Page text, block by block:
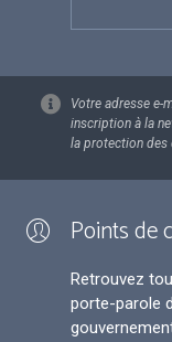
Votre adresse e-
inscription à la
la protection des
Points de
Retrouvez
porte-parole